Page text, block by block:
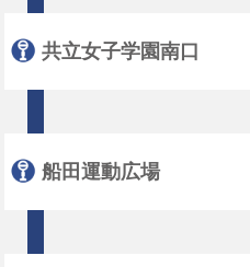
共立女子学園南口
船田運動広場